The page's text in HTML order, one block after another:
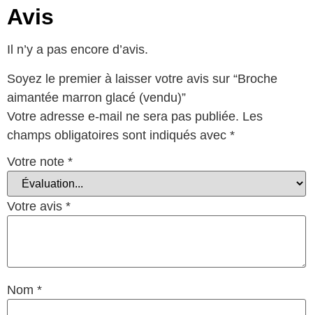
Avis
Il n’y a pas encore d’avis.
Soyez le premier à laisser votre avis sur “Broche
aimantée marron glacé (vendu)”
Votre adresse e-mail ne sera pas publiée. Les
champs obligatoires sont indiqués avec *
Votre note *
Votre avis *
Nom *